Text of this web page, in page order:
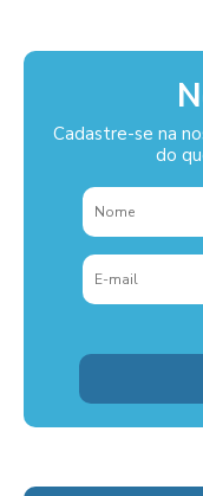
Cadastre-se na
do